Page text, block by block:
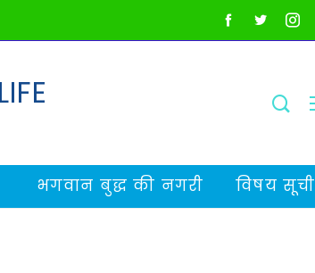
भगवान बुद्ध की नगरी विषय सूची